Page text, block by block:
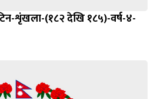
शृंखला-(१८२ देखि १८५)-वर्ष-४-